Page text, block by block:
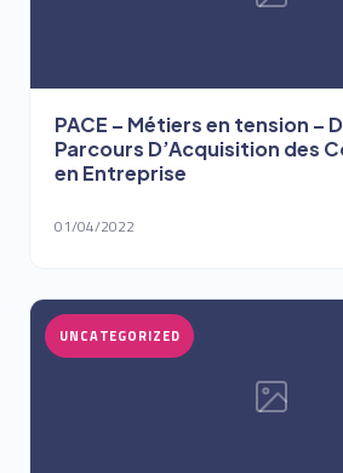
PACE – Métiers en tension –
Parcours D’Acquisition des
en Entreprise
01/04/2022
UNCATEGORIZED